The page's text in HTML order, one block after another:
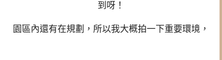
到呀！
園區內還有在規劃，所以我大概拍一下重要環境，